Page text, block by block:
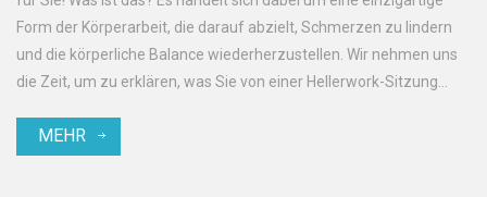
Form der Körperarbeit, die darauf abzielt, Schmerzen zu lindern
und die körperliche Balance wiederherzustellen. Wir nehmen uns
die Zeit, um zu erklären, was Sie von einer Hellerwork-Sitzung
Ein verständnisvoller Leitfaden, um Ihre Neugier zu befriedigen
MEHR